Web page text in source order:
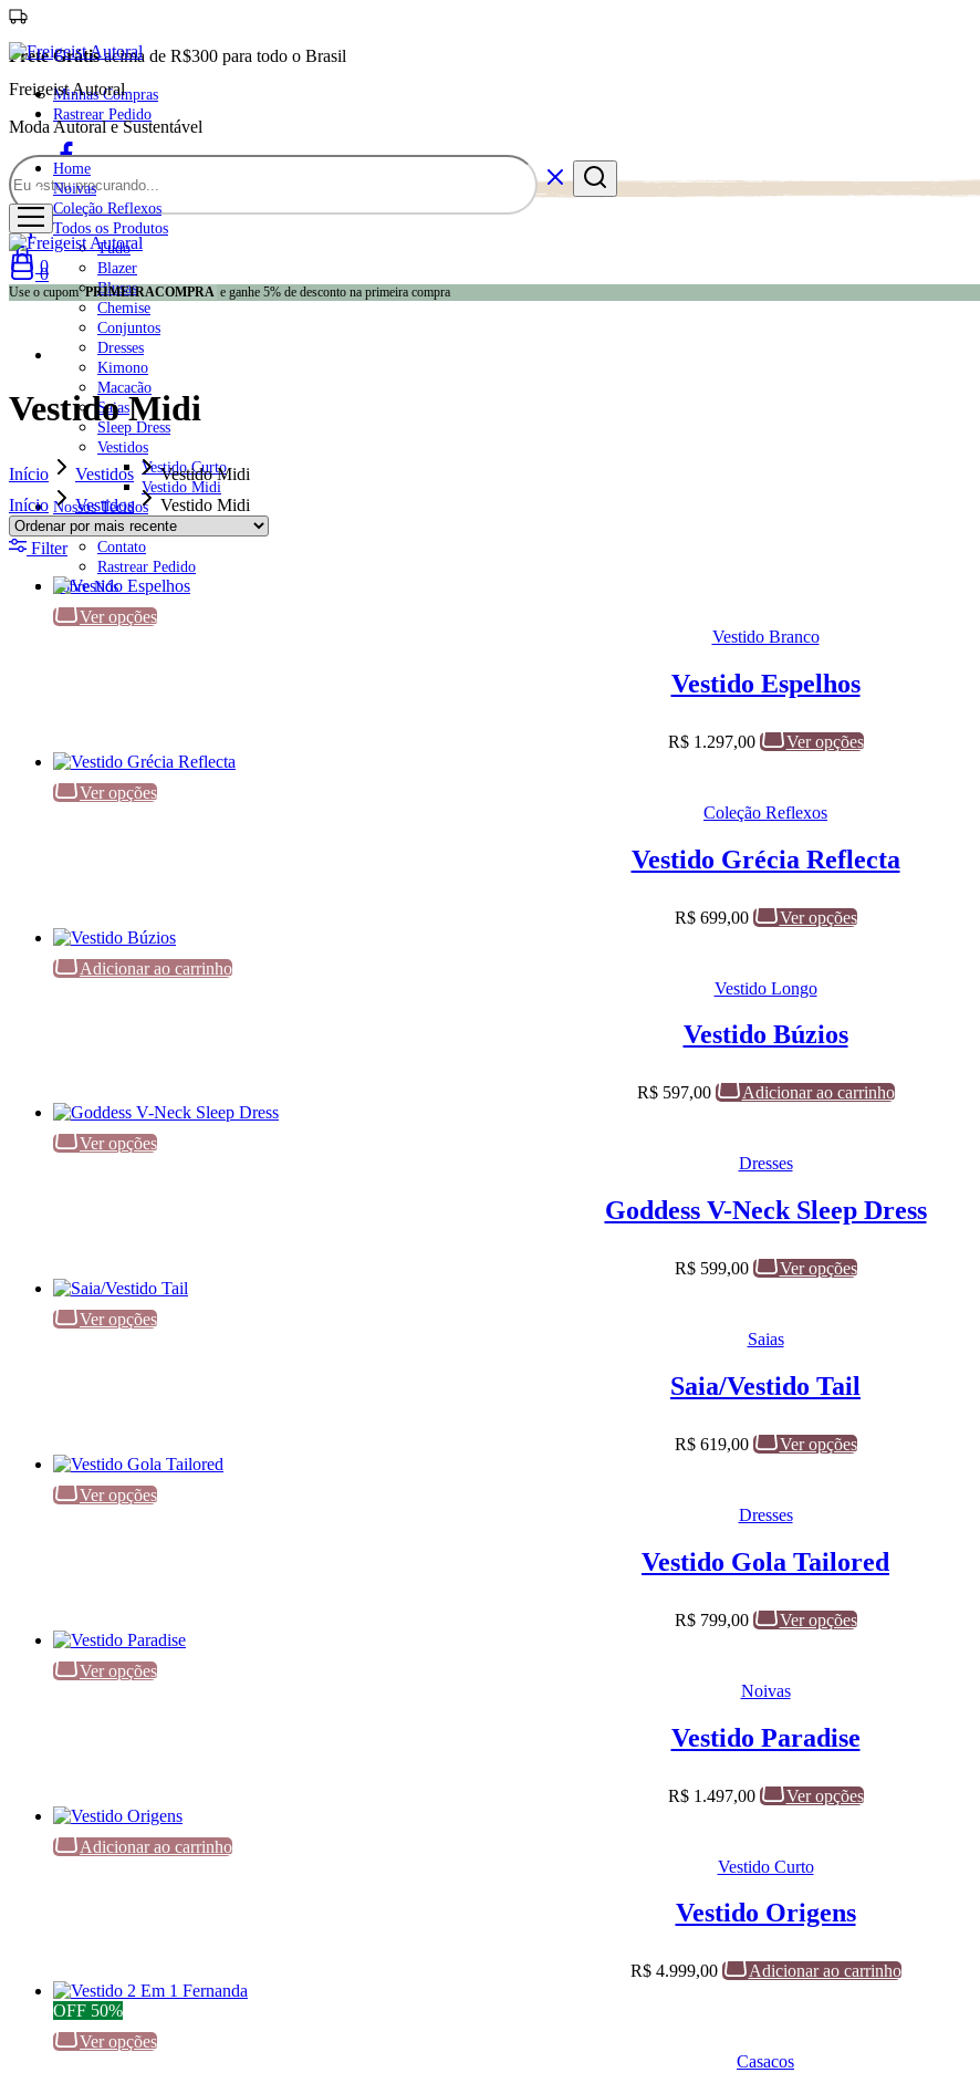
Frete Grátisacima de R$300 para todo o Brasil
Minhas Compras
Rastrear Pedido
Facebook
Instagram
Freigeist Autoral
Moda Autoral e Sustentável
0
Home
Noivas
Coleção Reflexos
Todos os Produtos
Tudo
Blazer
Blusas
Chemise
Conjuntos
Dresses
Kimono
Macacão
Saias
Sleep Dress
Vestidos
Vestido Curto
Vestido Midi
Nossos Tecidos
Fale Conosco
Contato
Rastrear Pedido
Sobre Nós
0
Use o cupomPRIMEIRACOMPRA e ganhe 5% de desconto na primeira compra
Vestido Midi
Início Vestidos
Vestido Midi
Início
Vestidos Vestido Midi
Filter
Ver opções
Vestido Branco
Vestido Espelhos
R$1.297,00 Ver opções
Ver opções
Coleção Reflexos
Vestido Grécia Reflecta
R$699,00 Ver opções
Adicionar ao carrinho
Vestido Longo
Vestido Búzios
R$597,00 Adicionar ao carrinho
Ver opções
Dresses
Goddess V-Neck Sleep Dress
R$599,00 Ver opções
Ver opções
Saias
Saia/Vestido Tail
R$619,00 Ver opções
Ver opções
Dresses
Vestido Gola Tailored
R$799,00 Ver opções
Ver opções
Noivas
Vestido Paradise
R$1.497,00 Ver opções
Adicionar ao carrinho
Vestido Curto
Vestido Origens
R$4.999,00 Adicionar ao carrinho
OFF 50%
Ver opções
Casacos